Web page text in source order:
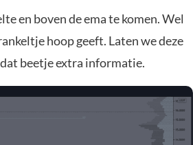
en boven de ema te komen. Wel
hoop geeft. Laten we deze
beetje extra informatie.